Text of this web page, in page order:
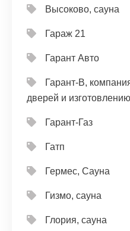
Высоково, сауна
Гараж 21
Гарант Авто
Гарант-В,
дверей и
Гарант-Газ
Гатп
Гермес, Сауна
Гизмо, сауна
Глория, сауна